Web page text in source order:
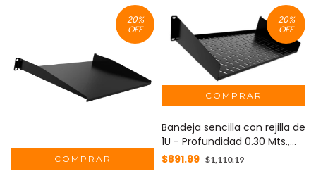
Certificación NOM-001-
SEDE-2012, CFE 57100 /
Norma MOD: MG51105BM
20%
OFF
20%
OFF
Bandeja sencilla con rejilla de
1U - Profundidad 0.30 Mts.,
hasta 20 Kg NPS-V11U3B
$891.99 $1,110.19